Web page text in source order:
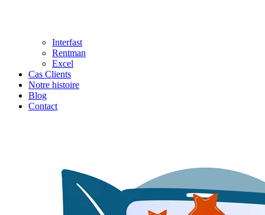
Interfast
Rentman
Excel
Cas Clients
Notre histoire
Blog
Contact